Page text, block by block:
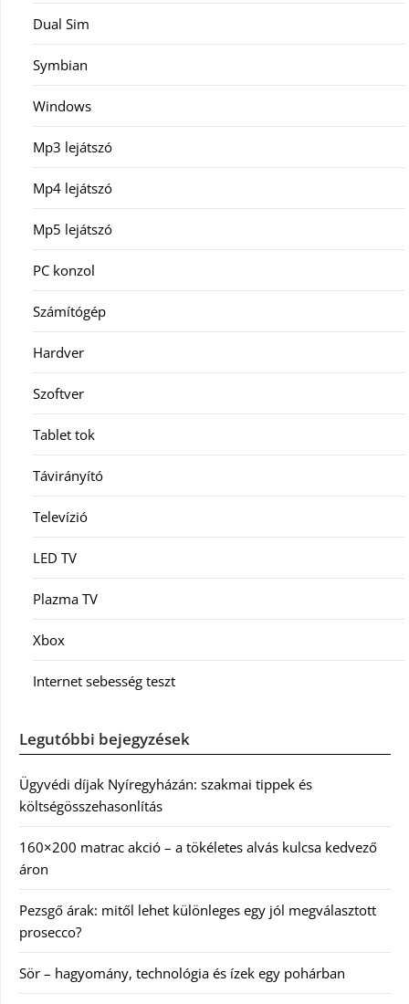
Dual Sim
Symbian
Windows
Mp3 lejátszó
Mp4 lejátszó
Mp5 lejátszó
PC konzol
Számítógép
Hardver
Szoftver
Tablet tok
Távirányító
Televízió
LED TV
Plazma TV
Xbox
Internet sebesség teszt
Legutóbbi bejegyzések
Ügyvédi díjak Nyíregyházán: szakmai tippek és
költségösszehasonlítás
160×200 matrac akció – a tökéletes alvás kulcsa kedvező
áron
Pezsgő árak: mitől lehet különleges egy jól megválasztott
prosecco?
Sör – hagyomány, technológia és ízek egy pohárban